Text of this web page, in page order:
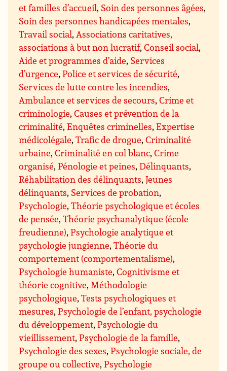
et familles d’accueil, Soin des personnes âgées,
Soin des personnes handicapées mentales,
Travail social,Associations caritatives,
associations à but non lucratif,Conseil social,
Aide et programmes d’aide, Services
d’urgence,Police et services de sécurité,
Services de lutte contre les incendies,
Ambulance et services de secours,Crime et
criminologie,Causes et prévention de la
criminalité,Enquêtes criminelles,Expertise
médicolégale,Trafic de drogue,Criminalité
urbaine,Criminalité en col blanc,Crime
organisé,Pénologie et peines,Délinquants,
Réhabilitation des délinquants,Jeunes
délinquants, Services de probation,
Psychologie,Théorie psychologique et écoles
de pensée,Théorie psychanalytique (école
freudienne),Psychologie analytique et
psychologie jungienne,Théorie du
comportement (comportementalisme),
Psychologie humaniste,Cognitivisme et
théorie cognitive,Méthodologie
psychologique,Tests psychologiques et
mesures,Psychologie de l’enfant, psychologie
du développement,Psychologie du
vieillissement,Psychologie de la famille,
Psychologie des sexes,Psychologie sociale, de
groupe ou collective,Psychologie